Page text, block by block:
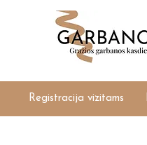
Registracija vizitams